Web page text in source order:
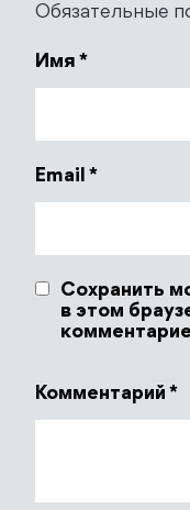
Обязательные
Имя *
Email *
Сохранить
в этом
Комментарий *